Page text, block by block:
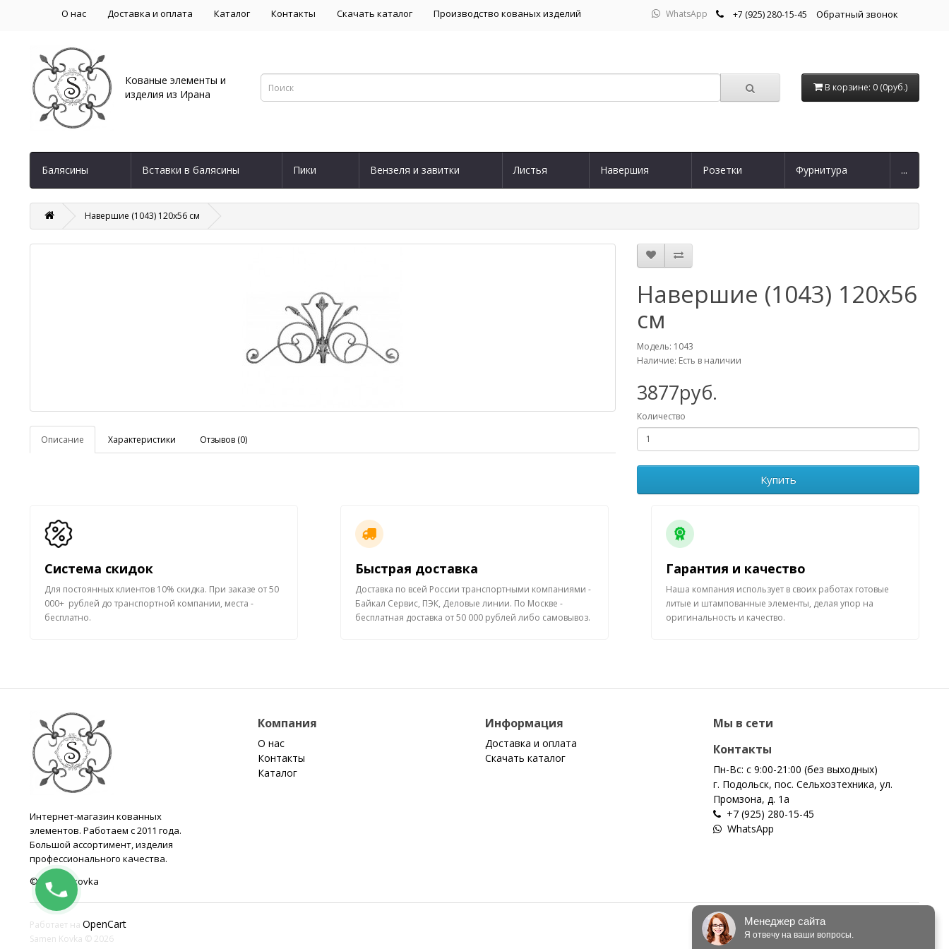
О нас Доставка и оплата Каталог Контакты Скачать каталог Производство кованых изделий WhatsApp +7 (925) 280-15-45 Обратный звонок
Кованые элементы и
изделия из Ирана
В корзине: 0 (0руб.)
Балясины Вставки в балясины Пики Вензеля и завитки Листья Навершия Розетки Фурнитура ...
Навершие (1043) 120х56 см
Описание Характеристики Отзывов (0)
Навершие (1043) 120х56
см
Модель: 1043
Наличие: Есть в наличии
3877руб.
Количество
Купить
Система скидок
Для постоянных клиентов 10% скидка. При заказе от 50
000+ рублей до транспортной компании, места -
бесплатно.
Быстрая доставка
Доставка по всей России транспортными компаниями -
Байкал Сервис, ПЭК, Деловые линии. По Москве -
бесплатная доставка от 50 000 рублей либо самовывоз.
Гарантия и качество
Наша компания использует в своих работах готовые
литые и штампованные элементы, делая упор на
оригинальность и качество.
Интернет-магазин кованных
элементов. Работаем с 2011 года.
Большой ассортимент, изделия
профессионального качества.
© samen-kovka
Компания
О нас
Контакты
Каталог
Информация
Доставка и оплата
Скачать каталог
Мы в сети
Контакты
Пн-Вс: с 9:00-21:00 (без выходных)
г. Подольск, пос. Сельхозтехника, ул.
Промзона, д. 1а
+7 (925) 280-15-45
WhatsApp
Работает на OpenCart
Samen Kovka © 2026
Менеджер сайта
Я отвечу на ваши вопросы.